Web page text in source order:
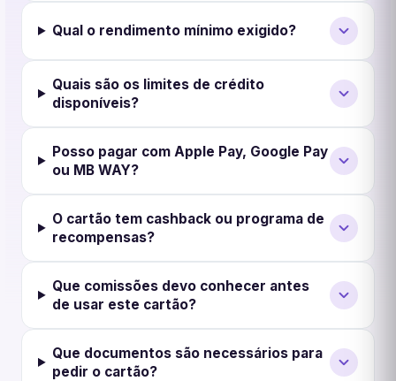
Qual o rendimento mínimo exigido?
Quais são os limites de crédito
disponíveis?
Posso pagar com Apple Pay, Google Pay
ou MB WAY?
O cartão tem cashback ou programa de
recompensas?
Que comissões devo conhecer antes
de usar este cartão?
Que documentos são necessários para
pedir o cartão?